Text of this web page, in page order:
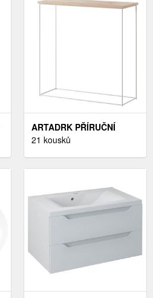
ARTADRK PŘÍRUČNÍ
STOLEK MILAN | BÍLÉ
21 kousků